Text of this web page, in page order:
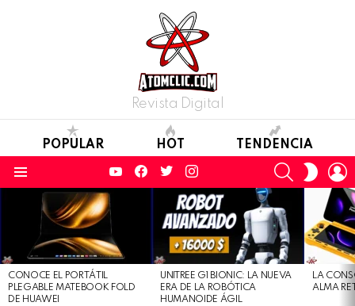
Revista Digital
POPULAR HOT TENDENCIA
YouTubeFacebook
TwitterInstagram SEARCH
SKIN
STORIES
CONOCE EL PORTÁTIL
PLEGABLE MATEBOOK FOLD
DE HUAWEI
UNITREE G1 BIONIC: LA NUEVA
ERA DE LA ROBÓTICA
HUMANOIDE ÁGIL
LA
ALMA